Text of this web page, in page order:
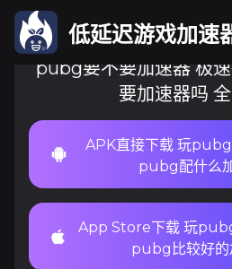
低延迟游戏加速
pubg要不要加速器 极
要加速器吗
APK直接下载 玩
pubg配什么
App Store下载 玩
pubg比较好的